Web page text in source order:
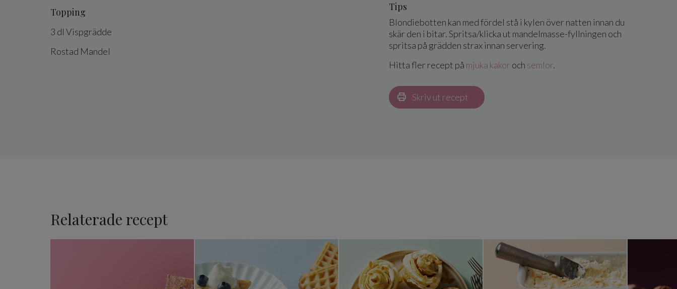
Topping
3 dl Vispgrädde
Rostad Mandel
Tips
Blondiebotten kan med fördel stå i kylen över natten innan du
skär den i bitar. Spritsa/klicka ut mandelmasse-fyllningen och
spritsa på grädden strax innan servering.
Hitta fler recept på mjuka kakor och semlor.
Skriv ut recept
Relaterade recept
Semmelvåffla med mandelmassa Semmelrosor av pannkakor